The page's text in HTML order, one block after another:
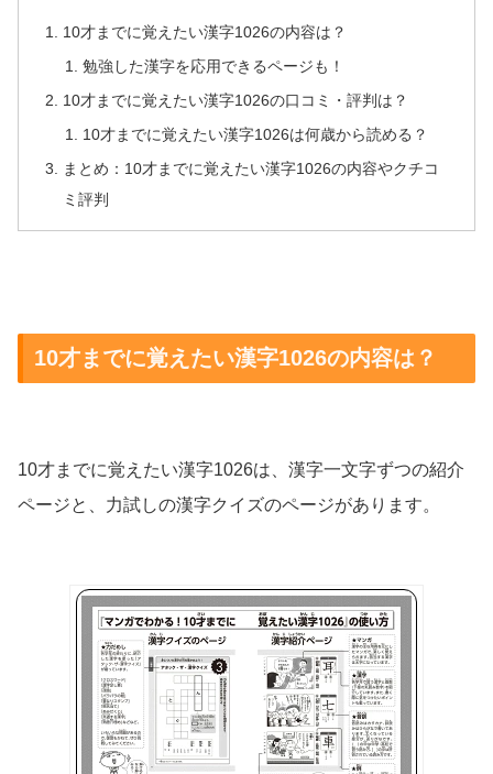
10才までに覚えたい漢字1026の内容は？
勉強した漢字を応用できるページも！
10才までに覚えたい漢字1026の口コミ・評判は？
10才までに覚えたい漢字1026は何歳から読める？
まとめ：10才までに覚えたい漢字1026の内容やクチコ
ミ評判
10才までに覚えたい漢字1026の内容は？
10才までに覚えたい漢字1026は、漢字一文字ずつの紹介
ページと、力試しの漢字クイズのページがあります。